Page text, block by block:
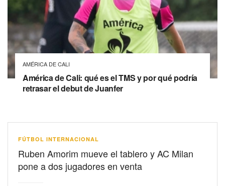
AMÉRICA DE CALI
América de Cali: qué es el TMS y por qué podría
retrasar el debut de Juanfer
FÚTBOL INTERNACIONAL
Ruben Amorim mueve el tablero y AC Milan
pone a dos jugadores en venta